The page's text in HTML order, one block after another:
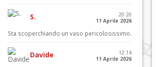
S.
20:20
11 Aprile 2026
Sta scoperchiando un vaso pericolosissimo.
Davide
12:14
11 Aprile 2026